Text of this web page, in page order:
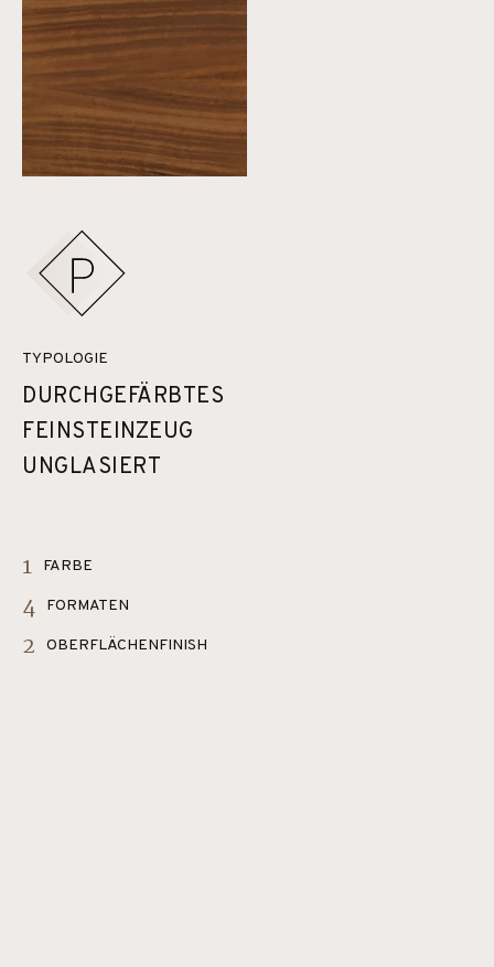
TYPOLOGIE
DURCHGEFÄRBTES
FEINSTEINZEUG
UNGLASIERT
1 FARBE
4 FORMATEN
2 OBERFLÄCHENFINISH